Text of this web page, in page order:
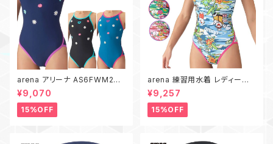
arena アリーナ AS6FWM27L
お花 刺繍 タフスーツ 練習用水
着 レディース 水泳 競泳 トレー
ニングワンピース
¥9,070
15%OFF
arena 練習用水着 レディース
AS6FWM31L アリーナくん タ
フスーツ ワンピース オープンバ
ック アリーナ 水泳
¥9,257
15%OFF